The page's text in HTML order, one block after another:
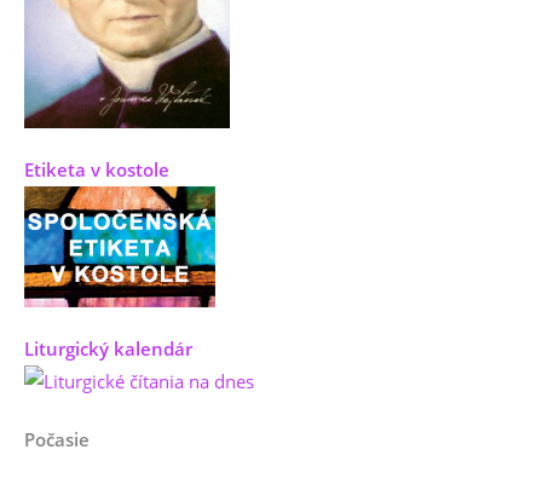
Etiketa v kostole
Liturgický kalendár
Počasie